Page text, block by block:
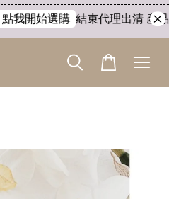
點我開始選購 結束代理出清 產品